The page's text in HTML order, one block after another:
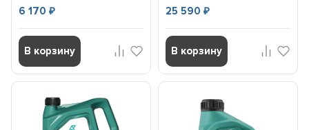
6 170₽
В корзину
25 590 ₽
В корзину